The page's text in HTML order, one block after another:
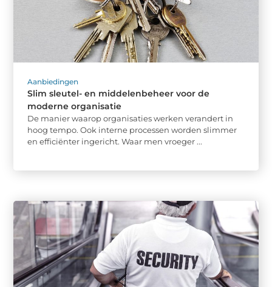
Aanbiedingen
Slim sleutel- en middelenbeheer voor de
moderne organisatie
De manier waarop organisaties werken verandert in
hoog tempo. Ook interne processen worden slimmer
en efficiënter ingericht. Waar men vroeger ...